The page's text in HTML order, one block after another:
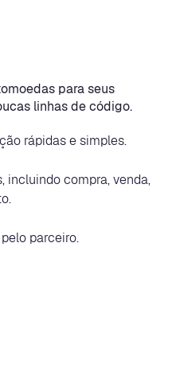
para seus
linhas de código.
rápidas e simples.
incluindo compra, venda,
parceiro.